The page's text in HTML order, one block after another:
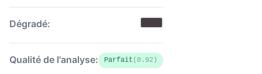
Dégradé:
Qualité de l'analyse: Parfait (0.92)